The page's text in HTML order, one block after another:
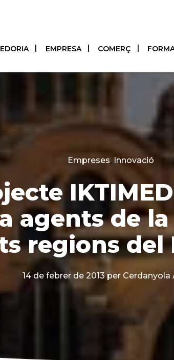
EMPRESA COMERÇ
Categories
Empreses, Innovació
agents de
regions del
14 de febrer de 2013 per Cerdanyola